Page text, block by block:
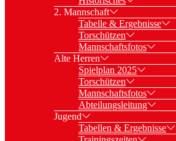
2. Mannschaft
Tabelle & Ergebnisse
Torschützen
Mannschaftsfotos
Alte Herren
Spielplan 2025
Torschützen
Mannschaftsfotos
Abteilungsleitung
Jugend
Tabellen & Ergebnisse